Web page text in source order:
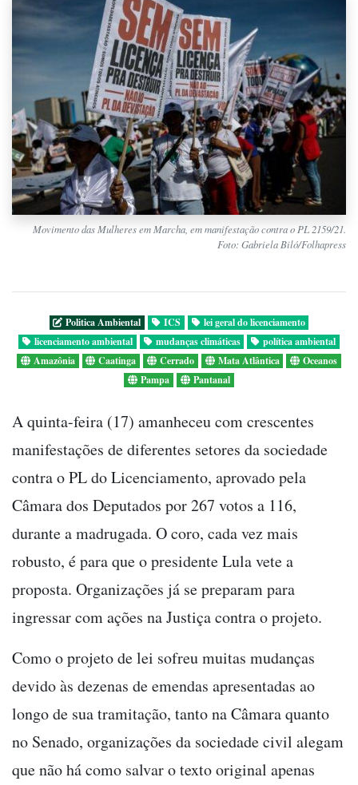
Movimento das Mulheres em Marcha, em manifestação contra o PL 2159/21.
Foto: Gabriela Biló/Folhapress
Politica Ambiental ICS
lei geral do licenciamento
licenciamento ambiental
mudanças climáticas
política ambiental
Amazônia
Caatinga Cerrado Mata Atlântica
Oceanos
Pampa
Pantanal
A quinta-feira (17) amanheceu com crescentes
manifestações de diferentes setores da sociedade
contra o PL do Licenciamento, aprovado pela
Câmara dos Deputados por 267 votos a 116,
durante a madrugada. O coro, cada vez mais
robusto, é para que o presidente Lula vete a
proposta. Organizações já se preparam para
ingressar com ações na Justiça contra o projeto.
Como o projeto de lei sofreu muitas mudanças
devido às dezenas de emendas apresentadas ao
longo de sua tramitação, tanto na Câmara quanto
no Senado, organizações da sociedade civil alegam
que não há como salvar o texto original apenas